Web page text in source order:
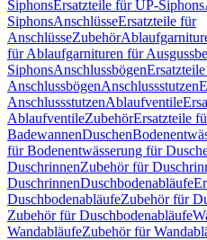
SiphonsErsatzteile für UP-Siphons
SiphonsAnschlüsseErsatzteile für
AnschlüsseZubehör
für Ablaufgarnituren für
SiphonsAnschlussbögen
AnschlussbögenAnschlussstutzen
AnschlussstutzenAblaufventile
AblaufventileZubehörErsatzteile
BadewannenDuschen
für Bodenentwässerung für
DuschrinnenZubehör für
DuschrinnenDuschbodenabläufe
DuschbodenabläufeZubehör für
Zubehör für Duschbodenabläufe
WandabläufeZubehör für